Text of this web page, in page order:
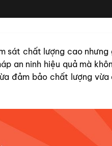
sát chất lượng cao
an ninh hiệu quả mà
đảm bảo chất lượng